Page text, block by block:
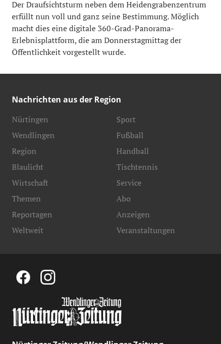
Der Draufsichtsturm neben dem Heidengrabenzentrum
erfüllt nun voll und ganz seine Bestimmung. Möglich
macht dies eine digitale 360-Grad-Panorama-
Erlebnisplattform, die am Donnerstagmittag der
Öffentlichkeit vorgestellt wurde.
Nachrichten aus der Region
Nürtingen
Wendlingen
Region
Blaulicht
Sport
Fußball
Handball
Tischtennis
Wirtschaft
Themen
Reportagen
Weltweit
Service
Abo
Anzeigen
Veranstaltungen